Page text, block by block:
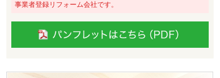
事業者登録リフォーム会社です。